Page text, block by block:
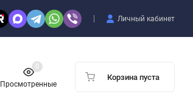
Личный кабинет
Просмотренные
0
Корзина пуста